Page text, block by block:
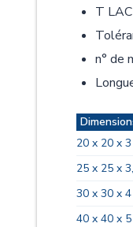
T
n° de
20 x 20 x 3
25 x 25 x
30 x 30 x 4
40 x 40 x 5